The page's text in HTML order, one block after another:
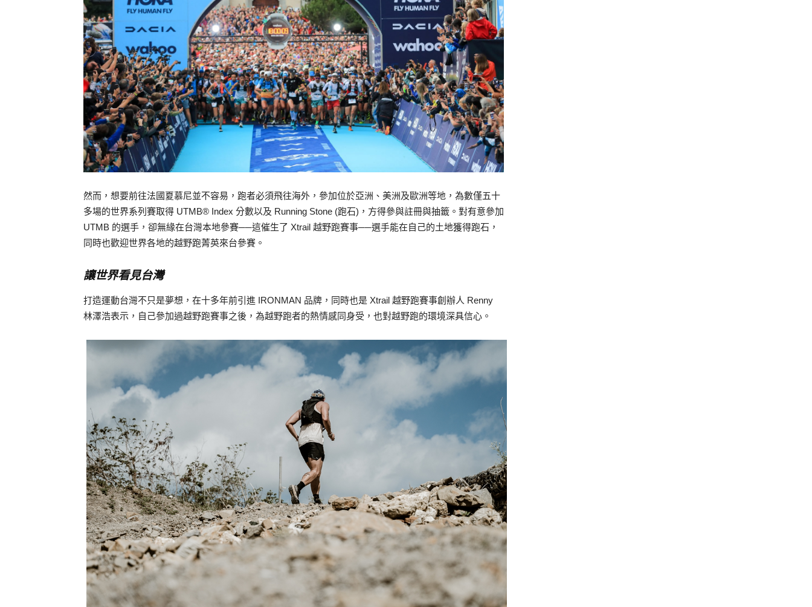
然而，想要前往法國夏慕尼並不容易，跑者必須飛往海外，參加位於亞洲、美洲及歐洲等地，為數僅五十
多場的世界系列賽取得 UTMB® Index 分數以及 Running Stone (跑石)，方得參與註冊與抽籤。對有意參加
UTMB 的選手，卻無緣在台灣本地參賽──這催生了 Xtrail 越野跑賽事──選手能在自己的土地獲得跑石，
同時也歡迎世界各地的越野跑菁英來台參賽。
讓世界看見台灣
打造運動台灣不只是夢想，在十多年前引進 IRONMAN 品牌，同時也是 Xtrail 越野跑賽事創辦人 Renny
林澤浩表示，自己參加過越野跑賽事之後，為越野跑者的熱情感同身受，也對越野跑的環境深具信心。